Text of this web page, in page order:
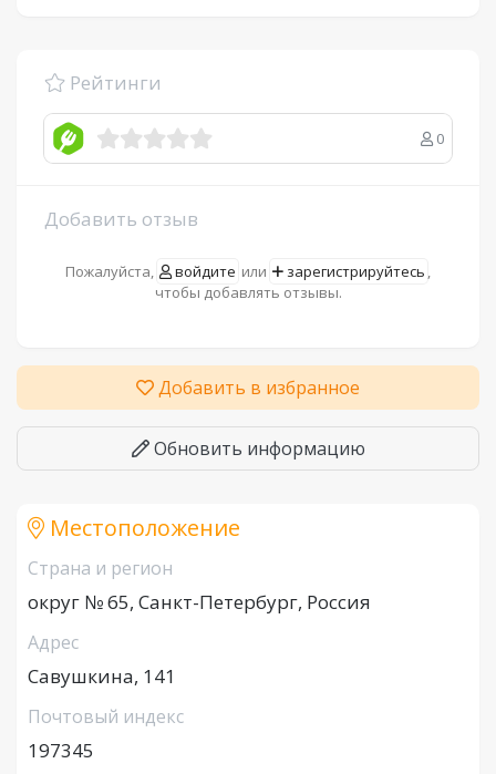
Рейтинги
0
Добавить отзыв
Пожалуйста, войдите или зарегистрируйтесь ,
чтобы добавлять отзывы.
Добавить в избранное
Обновить информацию
Местоположение
Страна и регион
округ № 65, Санкт-Петербург, Россия
Адрес
Савушкина, 141
Почтовый индекс
197345